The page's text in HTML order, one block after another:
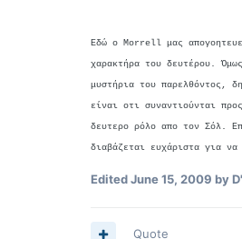
Εδώ ο Morrell μας
χαρακτήρα του δευτέρου.
μυστήρια του παρελθόντος,
είναι οτι συναντιούνται
δευτερο ρόλο απο τον Σόλ.
διαβάζεται ευχάριστα για
EditedJune 15, 2009 by
Quote